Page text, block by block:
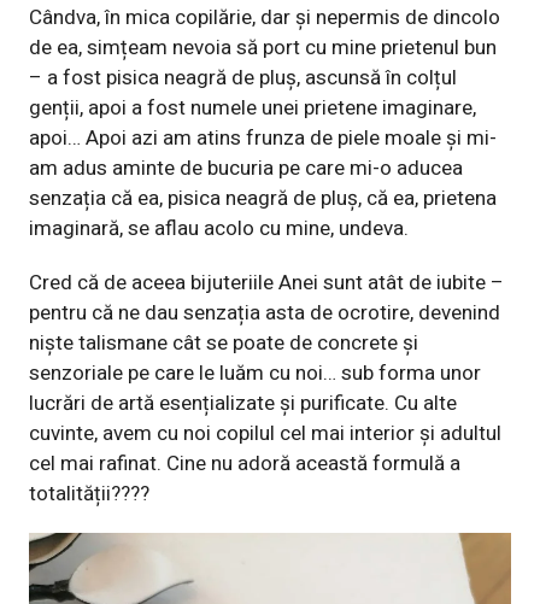
Cândva, în mica copilărie, dar și nepermis de dincolo
de ea, simțeam nevoia să port cu mine prietenul bun
– a fost pisica neagră de pluș, ascunsă în colțul
genții, apoi a fost numele unei prietene imaginare,
apoi… Apoi azi am atins frunza de piele moale și mi-
am adus aminte de bucuria pe care mi-o aducea
senzația că ea, pisica neagră de pluș, că ea, prietena
imaginară, se aflau acolo cu mine, undeva.
Cred că de aceea bijuteriile Anei sunt atât de iubite –
pentru că ne dau senzația asta de ocrotire, devenind
niște talismane cât se poate de concrete și
senzoriale pe care le luăm cu noi… sub forma unor
lucrări de artă esențializate și purificate. Cu alte
cuvinte, avem cu noi copilul cel mai interior și adultul
cel mai rafinat. Cine nu adoră această formulă a
totalității????